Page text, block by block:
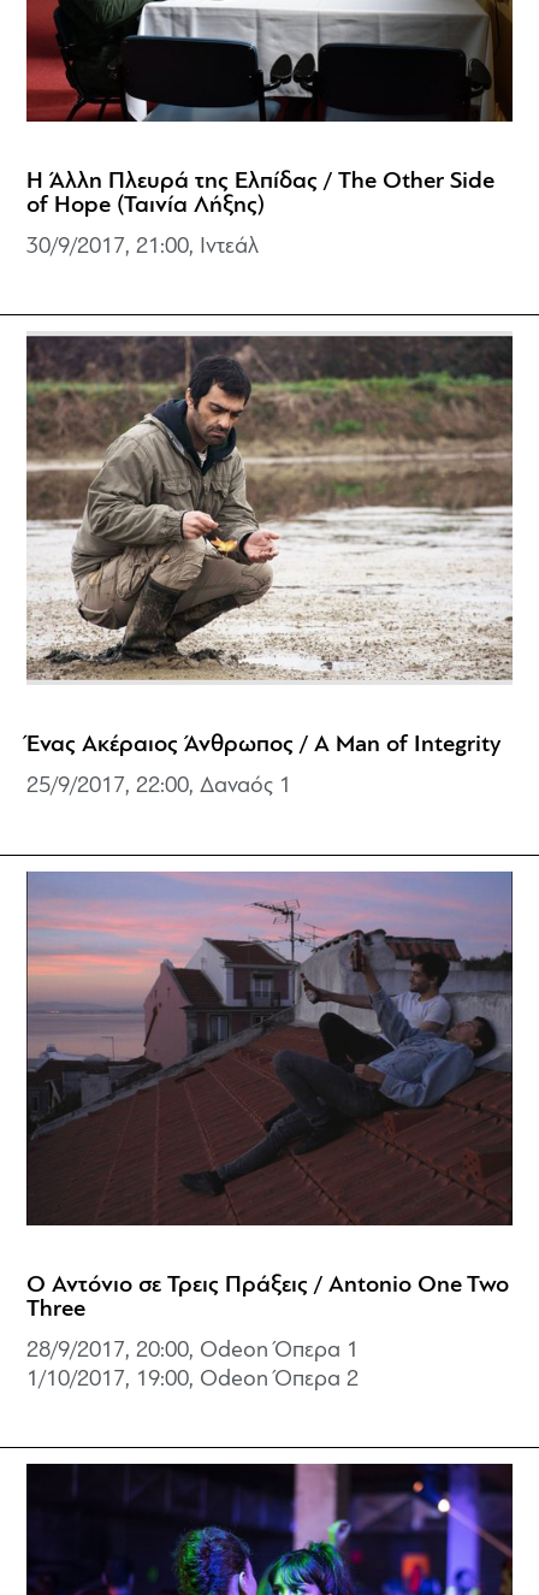
Η Άλλη Πλευρά της Ελπίδας / The Other Side
of Hope (Ταινία Λήξης)
30/9/2017, 21:00, Ιντεάλ
Ένας Ακέραιος Άνθρωπος / A Man of Integrity
25/9/2017, 22:00, Δαναός 1
Ο Αντόνιο σε Τρεις Πράξεις / Antonio One Two
Three
28/9/2017, 20:00, Odeon Όπερα 1
1/10/2017, 19:00, Odeon Όπερα 2